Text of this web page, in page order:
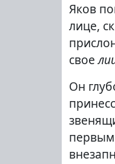
Яков
лице,
свое
Он
первым